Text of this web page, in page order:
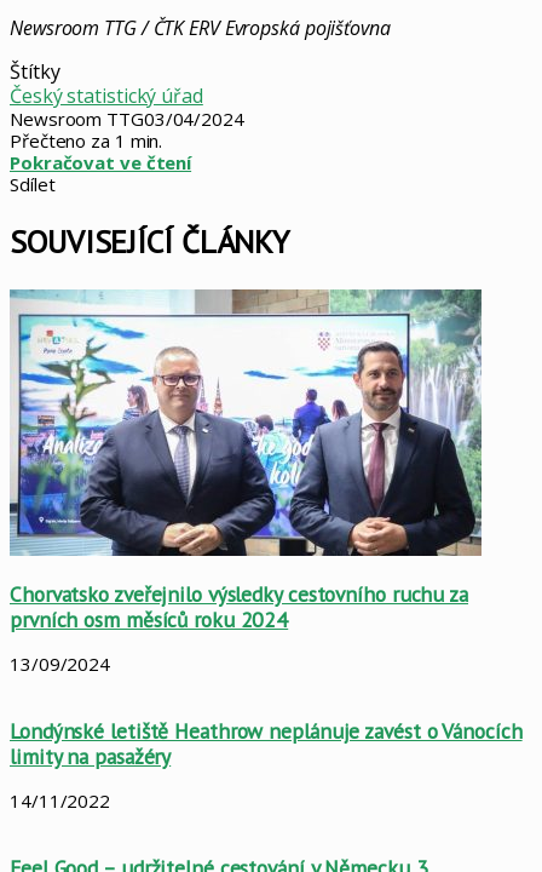
Newsroom TTG / ČTK ERV Evropská pojišťovna
Štítky
Český statistický úřad
Newsroom TTG03/04/2024
Přečteno za 1 min.
Pokračovat ve čtení
Sdílet
mailem
SOUVISEJÍCÍ ČLÁNKY
Chorvatsko zveřejnilo výsledky cestovního ruchu za
prvních osm měsíců roku 2024
13/09/2024
Londýnské letiště Heathrow neplánuje zavést o Vánocích
limity na pasažéry
14/11/2022